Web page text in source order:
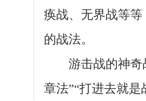
痪战、无界战等
的战法。
游击战的神奇
章法”“打进去就